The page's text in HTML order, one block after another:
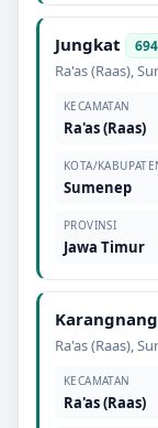
Jungkat
Ra'as (Raas),
KECAMATAN
Ra'as (Raas)
KOTA/
Sumenep
PROVINSI
Jawa Timur
Ra'as (Raas),
KECAMATAN
Ra'as (Raas)